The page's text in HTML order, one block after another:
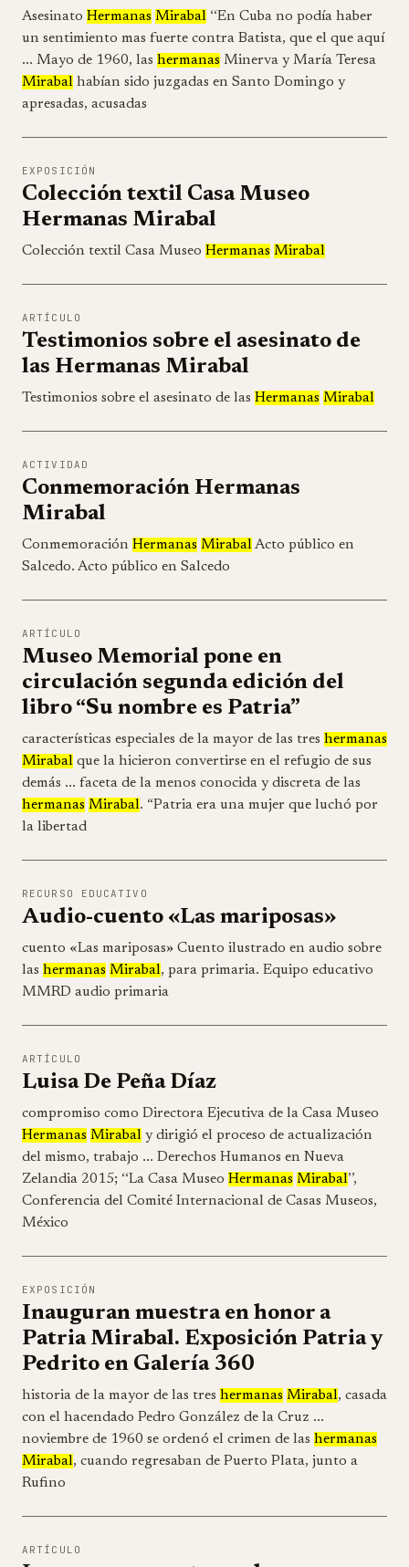
Asesinato Hermanas Mirabal ‘‘En Cuba no podía haber
un sentimiento mas fuerte contra Batista, que el que aquí
... Mayo de 1960, las hermanas Minerva y María Teresa
Mirabal habían sido juzgadas en Santo Domingo y
apresadas, acusadas
EXPOSICIÓN
Colección textil Casa Museo
Hermanas Mirabal
Colección textil Casa Museo Hermanas Mirabal
ARTÍCULO
Testimonios sobre el asesinato de
las Hermanas Mirabal
Testimonios sobre el asesinato de las Hermanas Mirabal
ACTIVIDAD
Conmemoración Hermanas
Mirabal
Conmemoración Hermanas MirabalActo público en
Salcedo. Acto público en Salcedo
ARTÍCULO
Museo Memorial pone en
circulación segunda edición del
libro “Su nombre es Patria”
características especiales de la mayor de las tres hermanas
Mirabal que la hicieron convertirse en el refugio de sus
demás ... faceta de la menos conocida y discreta de las
hermanas Mirabal. “Patria era una mujer que luchó por
la libertad
RECURSO EDUCATIVO
Audio-cuento «Las mariposas»
cuento «Las mariposas» Cuento ilustrado en audio sobre
las hermanas Mirabal, para primaria. Equipo educativo
MMRD audio primaria
ARTÍCULO
Luisa De Peña Díaz
compromiso como Directora Ejecutiva de la Casa Museo
Hermanas Mirabal y dirigió el proceso de actualización
del mismo, trabajo ... Derechos Humanos en Nueva
Zelandia 2015; ‘‘La Casa Museo Hermanas Mirabal’’,
Conferencia del Comité Internacional de Casas Museos,
México
EXPOSICIÓN
Inauguran muestra en honor a
Patria Mirabal. Exposición Patria y
Pedrito en Galería 360
historia de la mayor de las tres hermanas Mirabal, casada
con el hacendado Pedro González de la Cruz ...
noviembre de 1960 se ordenó el crimen de las hermanas
Mirabal, cuando regresaban de Puerto Plata, junto a
Rufino
ARTÍCULO